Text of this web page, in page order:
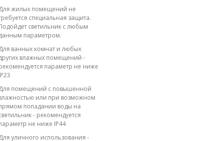
жилых помещений не
специальная защита.
светильник с любым
параметром.
ванных комнат и любых
влажных помещений -
параметр не ниже
помещений с повышенной
или при возможном
попадании воды на
- рекомендуется
не ниже IP44
уличного использования -